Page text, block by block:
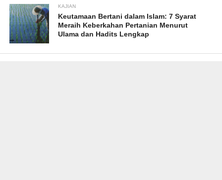
KAJIAN
Keutamaan Bertani dalam Islam: 7 Syarat
Meraih Keberkahan Pertanian Menurut
Ulama dan Hadits Lengkap